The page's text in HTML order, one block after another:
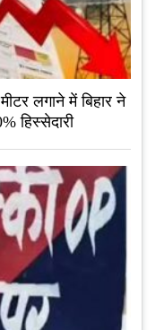
लगाने में बिहार ने
हिस्सेदारी